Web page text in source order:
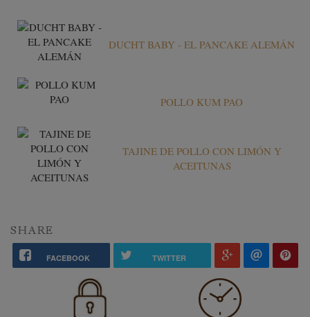
DUCHT BABY - EL PANCAKE ALEMÁN
POLLO KUM PAO
TAJINE DE POLLO CON LIMÓN Y
ACEITUNAS
SHARE
FACEBOOK TWITTER